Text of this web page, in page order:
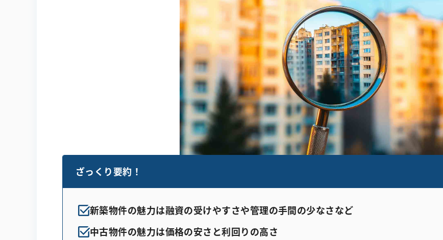
ざっくり要約！
新築物件の魅力は融資の受けやすさや管理の手間の少なさなど
中古物件の魅力は価格の安さと利回りの高さ